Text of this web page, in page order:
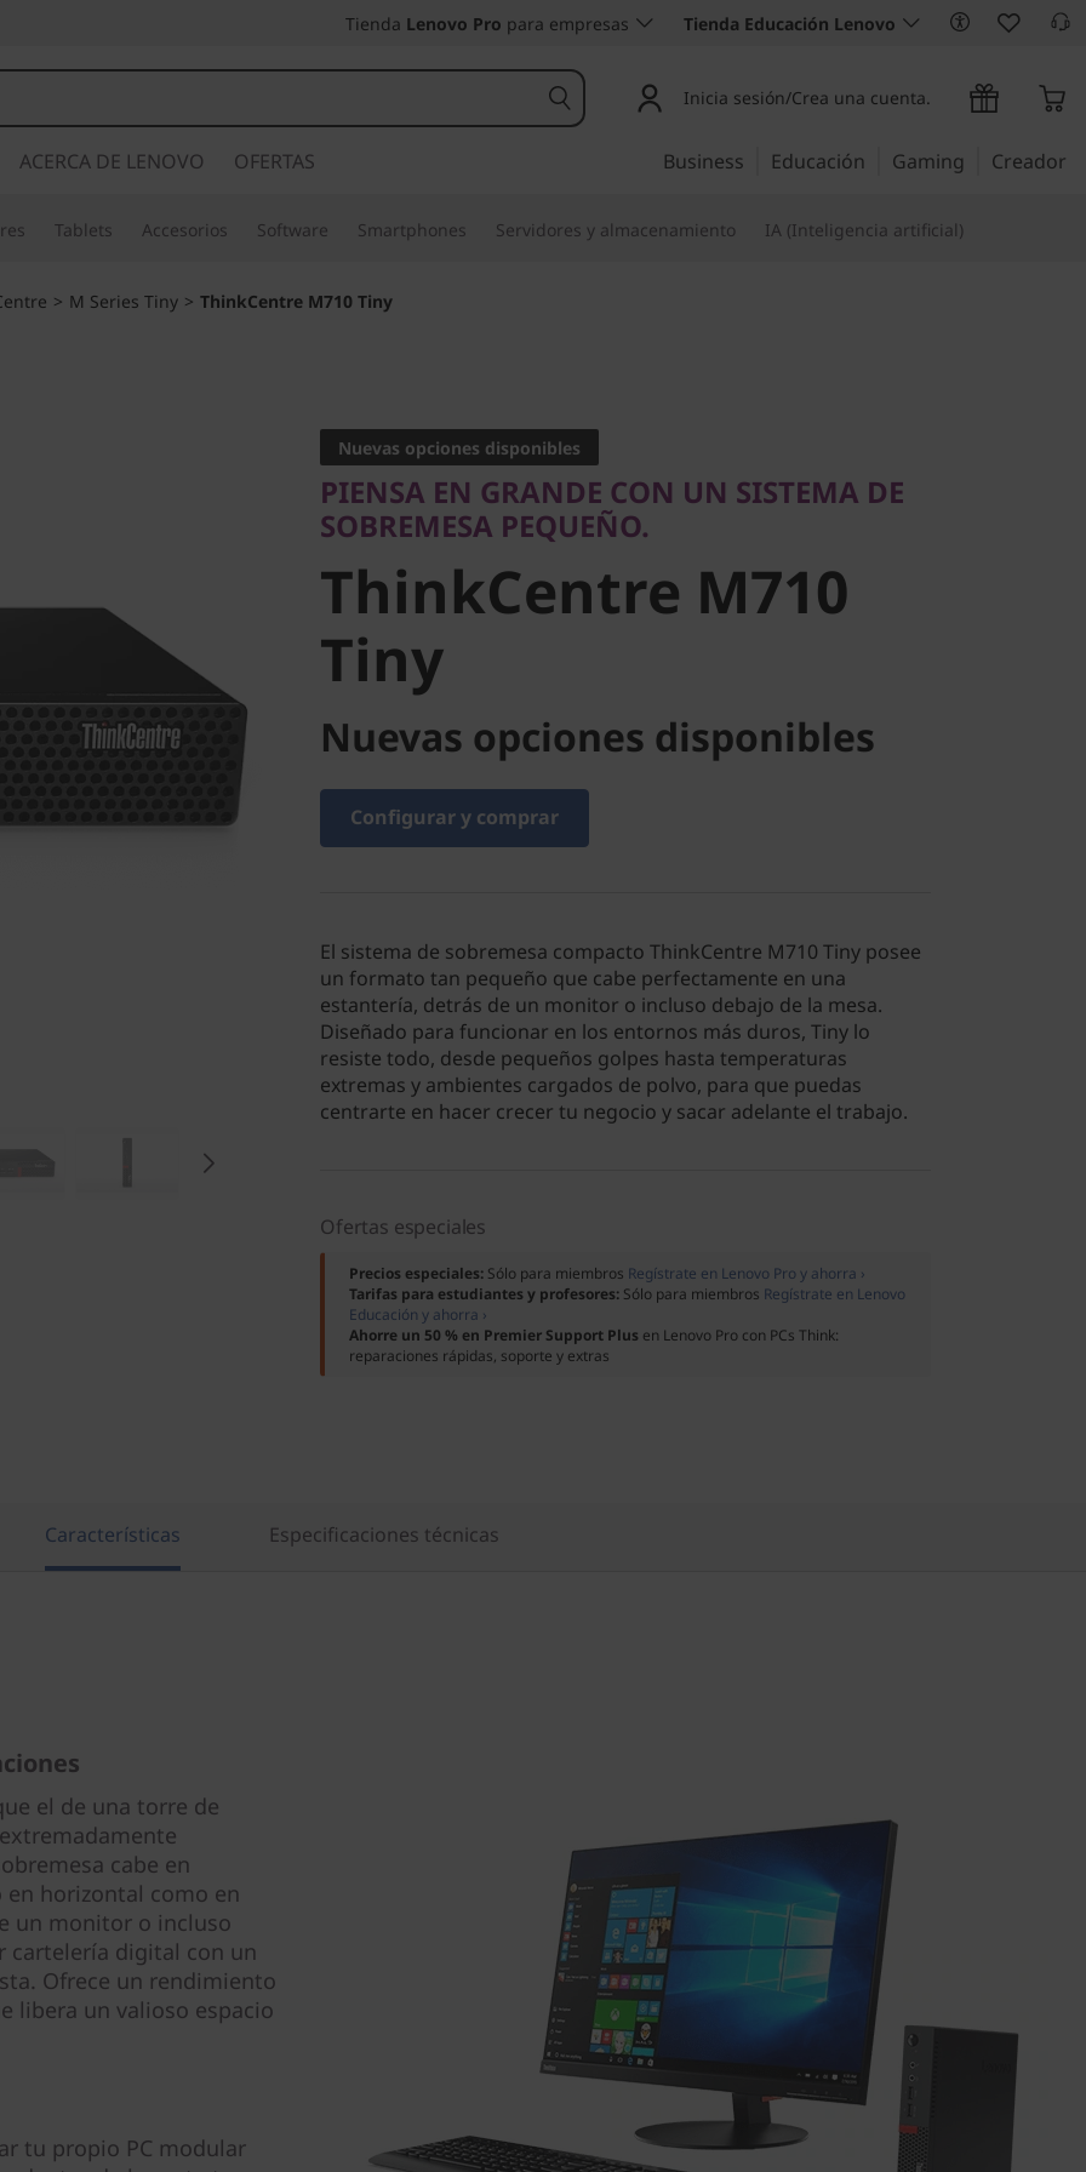
Tienda Lenovo Pro para empresas Tienda Educación Lenovo
Inicia sesión/Crea una cuenta.
ACERCA DE LENOVO OFERTAS Business Educación Gaming Creador
Tablets Accesorios Software Smartphones Servidores y almacenamiento IA (Inteligencia artificial)
> M Series Tiny > ThinkCentre M710 Tiny
SOBREMESA PEQUEÑO.
ThinkCentre M710
Tiny
Nuevas opciones disponibles
PIENSA EN GRANDE CON UN SISTEMA DE
SOBREMESA PEQUEÑO.
ThinkCentre M710
Tiny
Nuevas opciones disponibles
Configurar y comprar
El sistema de sobremesa compacto ThinkCentre M710 Tiny posee
un formato tan pequeño que cabe perfectamente en una
estantería, detrás de un monitor o incluso debajo de la mesa.
Diseñado para funcionar en los entornos más duros, Tiny lo
resiste todo, desde pequeños golpes hasta temperaturas
extremas y ambientes cargados de polvo, para que puedas
centrarte en hacer crecer tu negocio y sacar adelante el trabajo.
Ofertas especiales
Precios especiales: Sólo para miembros Regístrate en Lenovo Pro y ahorra ›
Tarifas para estudiantes y profesores: Sólo para miembros Regístrate en Lenovo
Educación y ahorra ›
Ahorre un 50 % en Premier Support Plus en Lenovo Pro con PCs Think:
reparaciones rápidas, soporte y extras
Características Especificaciones técnicas
el de una torre de
cabe en
horizontal como en
un monitor o incluso
cartelería digital con un
Ofrece un rendimiento
libera un valioso espacio
tu propio PC modular